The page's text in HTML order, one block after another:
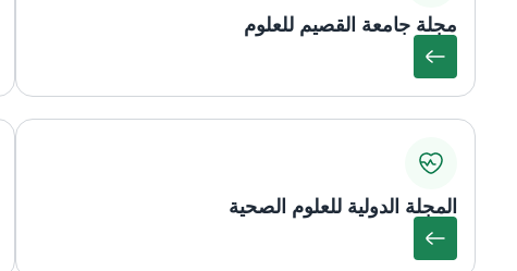
مجلة جامعة القصيم للعلوم
المجلة الدولية للعلوم الصحية